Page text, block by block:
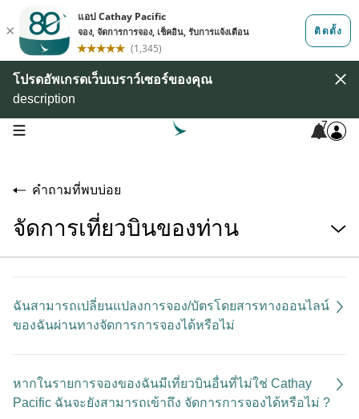
โปรดอัพเกรดเว็บเบราว์เซอร์ของคุณ
description
open navigation menu 7
คำถามที่พบบ่อย
จัดการเที่ยวบินของท่าน
ฉันสามารถเปลี่ยนแปลงการจอง/บัตรโดยสารทางออนไลน์
ของฉันผ่านทางจัดการการจองได้หรือไม่
หากในรายการจองของฉันมีเที่ยวบินอื่นที่ไม่ใช่ Cathay
Pacific ฉันจะยังสามารถเข้าถึง จัดการการจองได้หรือไม่ ?